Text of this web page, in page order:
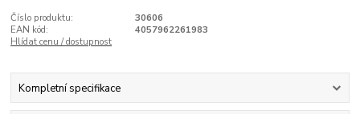
Číslo produktu:
30606
EAN kód:
4057962261983
Hlídat cenu / dostupnost
Kompletní specifikace